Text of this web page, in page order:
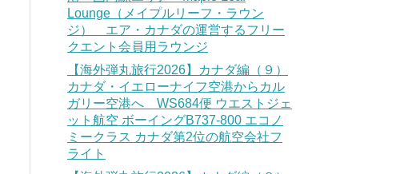
Lounge（メイプルリーフ・ラウン
ジ） エア・カナダの運営するフリー
クエント会員用ラウンジ
【海外弾丸旅行2026】カナダ編（９）
カナダ・イエローナイフ空港からカル
ガリー空港へ WS684便 ウエストジェ
ット航空 ボーイングB737-800 エコノ
ミークラス カナダ第2位の航空会社フ
ライト